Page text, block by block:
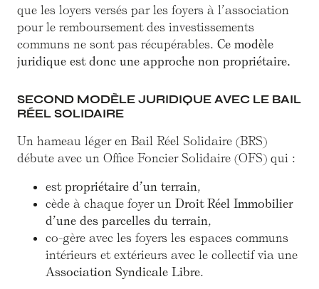
que les loyers versés par les foyers à l’association
pour le remboursement des investissements
communs ne sont pas récupérables. Ce modèle
juridique est donc une approche non propriétaire.
SECOND MODÈLE JURIDIQUE AVEC LE BAIL
RÉEL SOLIDAIRE
Un hameau léger en Bail Réel Solidaire (BRS)
débute avec un Office Foncier Solidaire (OFS) qui :
est propriétaire d’un terrain,
cède à chaque foyer un Droit Réel Immobilier
d’une des parcelles du terrain,
co-gère avec les foyers les espaces communs
intérieurs et extérieurs avec le collectif via une
Association Syndicale Libre.